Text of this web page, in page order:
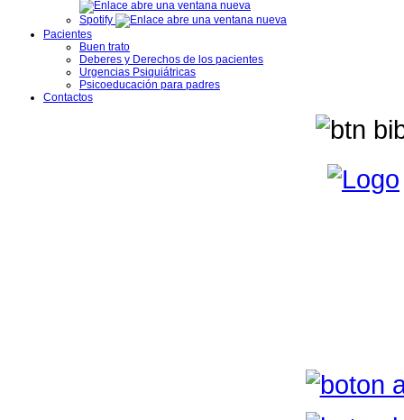
Spotify
Pacientes
Buen trato
Deberes y Derechos de los pacientes
Urgencias Psiquiátricas
Psicoeducación para padres
Contactos